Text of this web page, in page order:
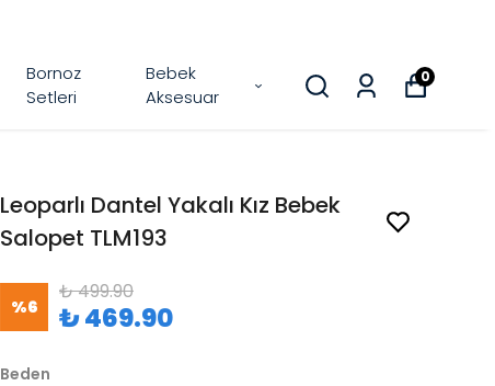
Bornoz
Setleri
Bebek
Aksesuar
0
Leoparlı Dantel Yakalı Kız Bebek
Salopet TLM193
%6
₺ 499.90
₺ 469.90
Beden